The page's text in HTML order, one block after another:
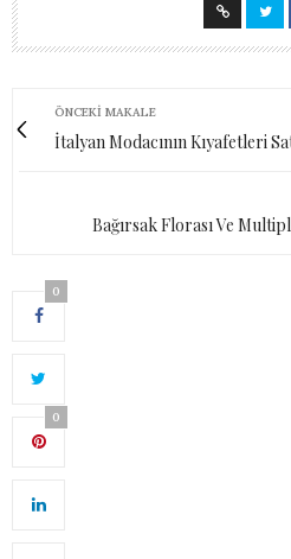
ÖNCEKI MAKALE
İtalyan Modacının Kıyafetleri
Bağırsak Florası Ve
0
0